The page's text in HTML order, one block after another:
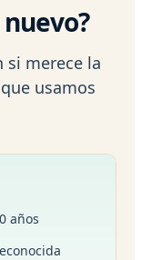
si merece la
usamos
años